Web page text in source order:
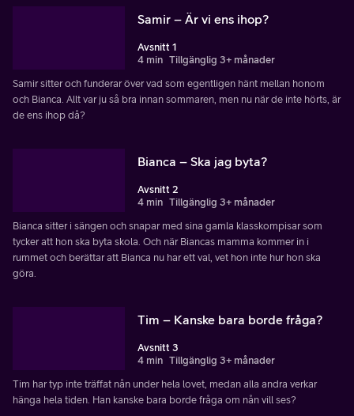
Samir – Är vi ens ihop?
Avsnitt 1
4 min Tillgänglig 3+ månader
Samir sitter och funderar över vad som egentligen hänt mellan honom
och Bianca. Allt var ju så bra innan sommaren, men nu när de inte hörts, är
de ens ihop då?
Bianca – Ska jag byta?
Avsnitt 2
4 min Tillgänglig 3+ månader
Bianca sitter i sängen och snapar med sina gamla klasskompisar som
tycker att hon ska byta skola. Och när Biancas mamma kommer in i
rummet och berättar att Bianca nu har ett val, vet hon inte hur hon ska
göra.
Tim – Kanske bara borde fråga?
Avsnitt 3
4 min Tillgänglig 3+ månader
Tim har typ inte träffat nån under hela lovet, medan alla andra verkar
hänga hela tiden. Han kanske bara borde fråga om nån vill ses?